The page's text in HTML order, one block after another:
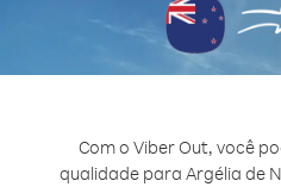
Com o Viber Out, você
qualidade para Argélia de